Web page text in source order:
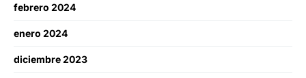
febrero 2024
enero 2024
diciembre 2023